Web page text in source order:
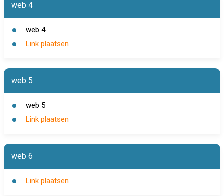
web 4
web 4
Link plaatsen
web 5
web 5
Link plaatsen
web 6
Link plaatsen